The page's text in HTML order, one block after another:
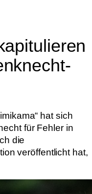
hat sich
für Fehler in
die
veröffentlicht hat,